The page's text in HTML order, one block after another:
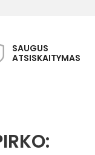
SAUGUS
ATSISKAITYMAS